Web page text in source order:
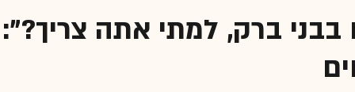
בבני ברק, למתי אתה צריך?":